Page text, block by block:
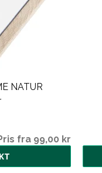
NATUR
fra 99,00 kr